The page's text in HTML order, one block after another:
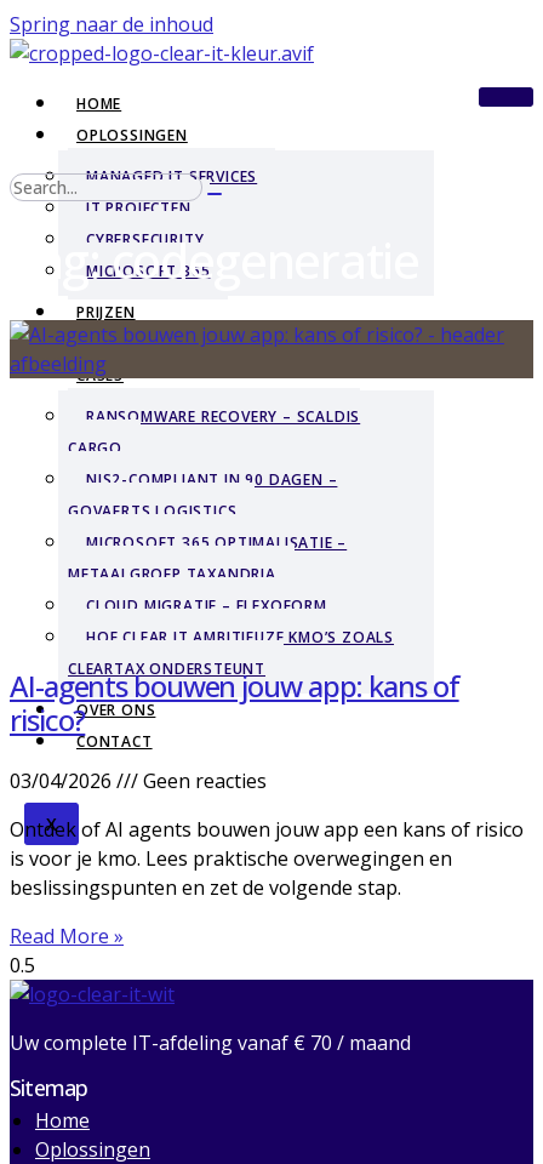
Spring naar de inhoud
HOME
OPLOSSINGEN
MANAGED IT SERVICES
IT PROJECTEN
CYBERSECURITY
MICROSOFT 365
PRIJZEN
BLOGS
CASES
RANSOMWARE RECOVERY – SCALDIS
CARGO
NIS2-COMPLIANT IN 90 DAGEN –
GOVAERTS LOGISTICS
MICROSOFT 365 OPTIMALISATIE –
METAALGROEP TAXANDRIA
CLOUD MIGRATIE – FLEXOFORM
HOE CLEAR IT AMBITIEUZE KMO’S ZOALS
CLEARTAX ONDERSTEUNT
OVER ONS
CONTACT
X
Tag: codegeneratie
AI-agents bouwen jouw app: kans of
risico?
03/04/2026
Geen reacties
Ontdek of AI agents bouwen jouw app een kans of risico
is voor je kmo. Lees praktische overwegingen en
beslissingspunten en zet de volgende stap.
Read More »
Uw complete IT-afdeling vanaf € 70 / maand
Sitemap
Home
Oplossingen